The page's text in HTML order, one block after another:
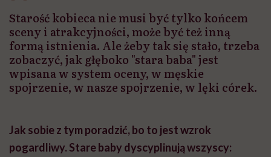
Starość kobieca nie musi być tylko końcem
sceny i atrakcyjności, może być też inną
formą istnienia. Ale żeby tak się stało, trzeba
zobaczyć, jak głęboko "stara baba" jest
wpisana w system oceny, w męskie
spojrzenie, w nasze spojrzenie, w lęki córek.
Jak sobie z tym poradzić, bo to jest wzrok
pogardliwy. Stare baby dyscyplinują wszyscy: